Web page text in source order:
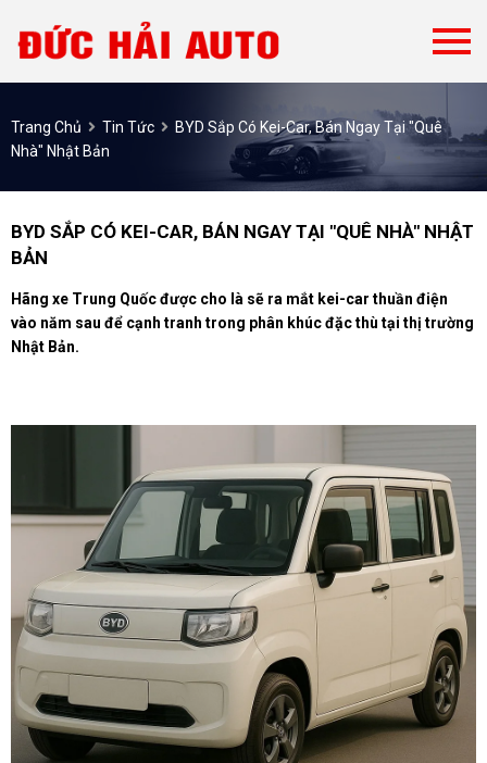
Trang Chủ Tin Tức
BYD Sắp Có Kei-Car, Bán Ngay Tại "quê
Nhà" Nhật Bản
BYD SẮP CÓ KEI-CAR, BÁN NGAY TẠI "QUÊ NHÀ" NHẬT
BẢN
Hãng xe Trung Quốc được cho là sẽ ra mắt kei-car thuần điện
vào năm sau để cạnh tranh trong phân khúc đặc thù tại thị trường
Nhật Bản.